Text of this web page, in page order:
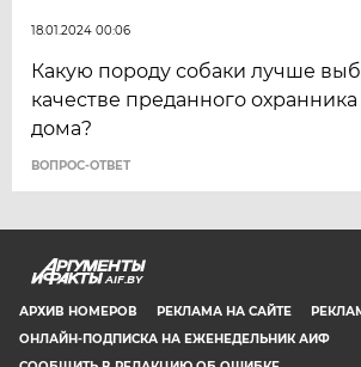
18.01.2024 00:06
Какую породу собаки лучше
качестве преданного
дома?
ВОПРОС-ОТВЕТ
AIF.BY
АРХИВ НОМЕРОВ РЕКЛАМА НА САЙТЕ
ОНЛАЙН-ПОДПИСКА НА ЕЖЕНЕДЕЛЬНИК АИФ